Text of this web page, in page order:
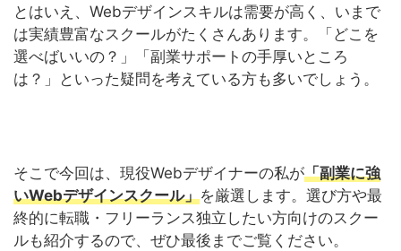
とはいえ、Webデザインスキルは需要が高く、いまで
は実績豊富なスクールがたくさんあります。「どこを
選べばいいの？」「副業サポートの手厚いところ
は？」といった疑問を考えている方も多いでしょう。
そこで今回は、現役Webデザイナーの私が「副業に強
いWebデザインスクール」を厳選します。選び方や最
終的に転職・フリーランス独立したい方向けのスクー
ルも紹介するので、ぜひ最後までご覧ください。